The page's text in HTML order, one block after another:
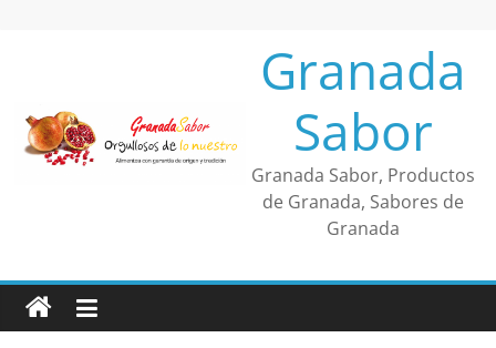
Granada
Sabor
Granada Sabor, Productos
de Granada, Sabores de
Granada